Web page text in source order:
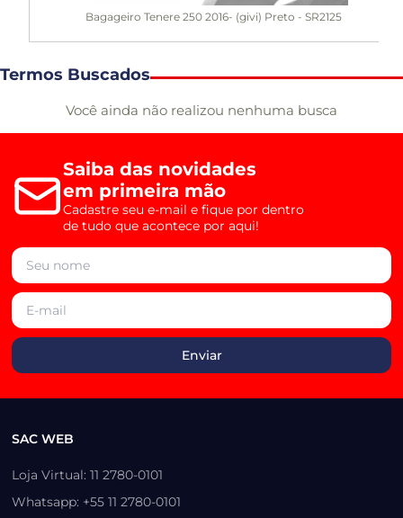
Bagageiro Tenere 250 2016- (givi) Preto - SR2125
Termos Buscados
Você ainda não realizou nenhuma busca
Saiba das novidades
em primeira mão
Cadastre seu e-mail e fique por dentro
de tudo que acontece por aqui!
SAC WEB
Loja Virtual: 11 2780-0101
Whatsapp: +55 11 2780-0101